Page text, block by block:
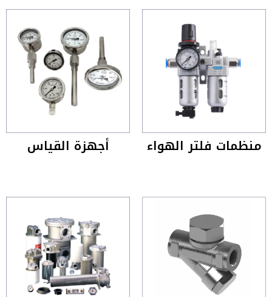
منظمات فلتر الهواء أجهزة القياس